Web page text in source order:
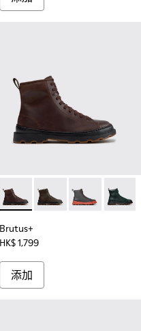
色麂皮莫卡辛鞋。
012 011
- K100956-010
Junction - K100956-009
Junction -Junction
Brutus+ - K300533-014 - 男
Brutus+ - K300533-
Brutus+ -
Brutus+
HK$ 1,799
添加